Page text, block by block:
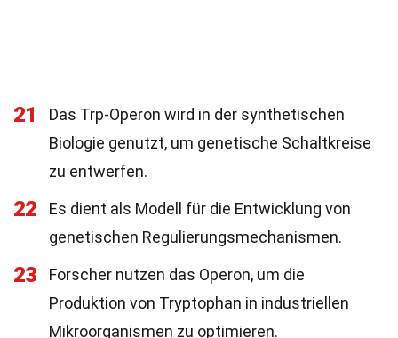
21
Das Trp-Operon wird in der synthetischen
Biologie genutzt, um genetische Schaltkreise
zu entwerfen.
22
Es dient als Modell für die Entwicklung von
genetischen Regulierungsmechanismen.
23
Forscher nutzen das Operon, um die
Produktion von Tryptophan in industriellen
Mikroorganismen zu optimieren.